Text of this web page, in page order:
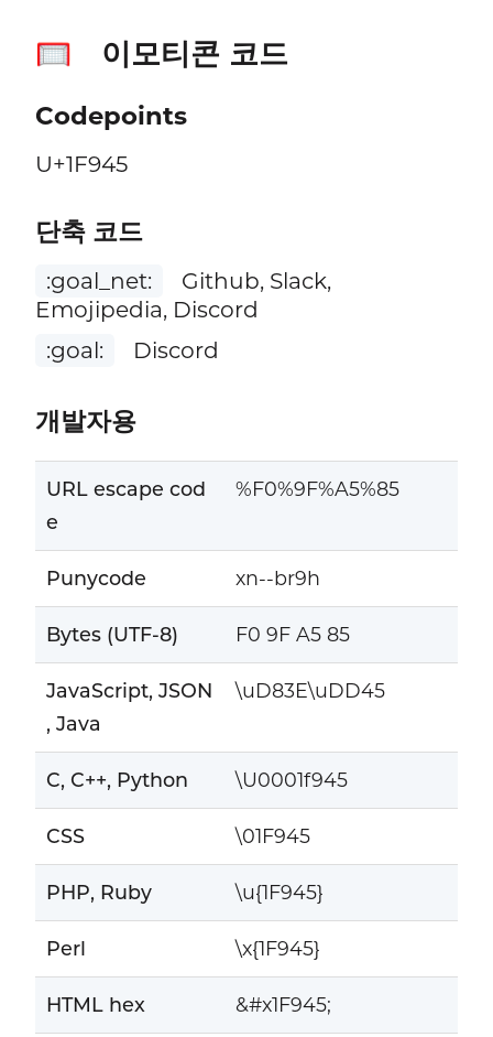
🥅 이모티콘 코드
Codepoints
U+1F945
단축 코드
:goal_net:
Github, Slack,
Emojipedia, Discord
:goal:
Discord
개발자용
URL escape cod
e
%F0%9F%A5%85
Punycode xn--br9h
Bytes (UTF-8) F0 9F A5 85
JavaScript, JSON
, Java
\uD83E\uDD45
C, C++, Python \U0001f945
CSS \01F945
PHP, Ruby \u{1F945}
Perl \x{1F945}
HTML hex &#x1F945;